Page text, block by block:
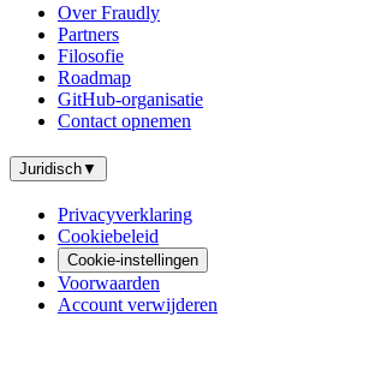
Over Fraudly
Partners
Filosofie
Roadmap
GitHub-organisatie
Contact opnemen
Juridisch▼
Privacyverklaring
Cookiebeleid
Cookie-instellingen
Voorwaarden
Account verwijderen